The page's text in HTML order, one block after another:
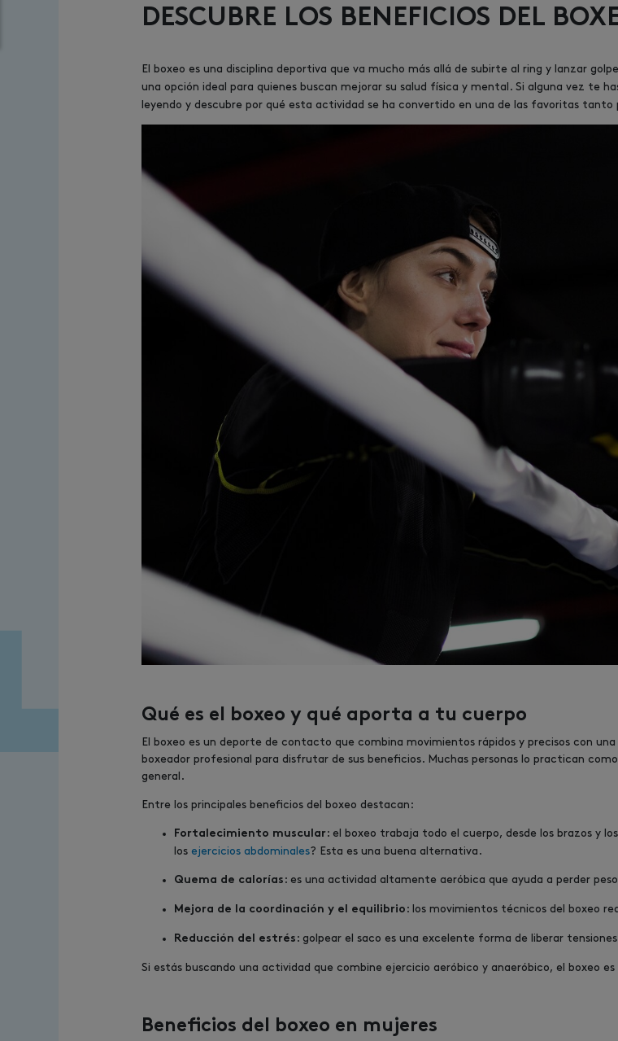
DESCUBRE LOS BENEFICIOS DEL
El boxeo es una disciplina deportiva que va mucho más allá de subirte al ring y lanzar
una opción ideal para quienes buscan mejorar su salud física y mental. Si alguna vez te
leyendo y descubre por qué esta actividad se ha convertido en una de las favoritas
Qué es el boxeo y qué aporta a tu cuerpo
El boxeo es un deporte de contacto que combina movimientos rápidos y precisos con
boxeador profesional para disfrutar de sus beneficios. Muchas personas lo practican
general.
Entre los principales beneficios del boxeo destacan:
Fortalecimiento muscular: el boxeo trabaja todo el cuerpo, desde los brazos y
los ejercicios abdominales? Esta es una buena alternativa.
Quema de calorías : es una actividad altamente aeróbica que ayuda a perder
Mejora de la coordinación y el equilibrio : los movimientos técnicos del boxeo
Reducción del estrés : golpear el saco es una excelente forma de liberar
Si estás buscando una actividad que combine ejercicio aeróbico y anaeróbico, el boxeo
Beneficios del boxeo en mujeres